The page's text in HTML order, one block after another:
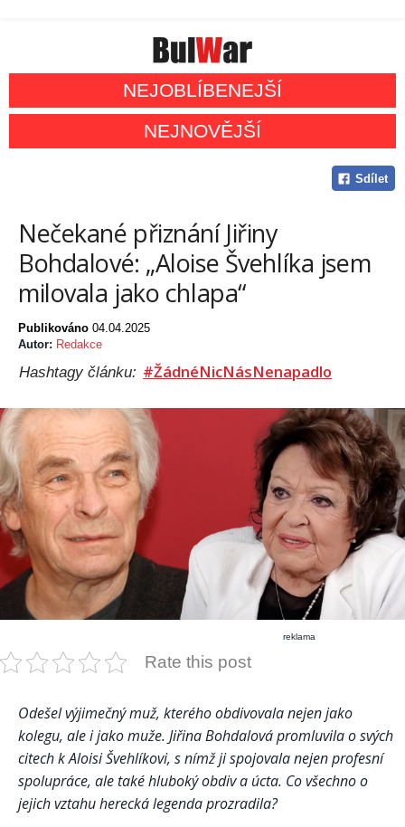
NEJOBLÍBENEJŠÍ
NEJNOVĚJŠÍ
Sdílet
Nečekané přiznání Jiřiny
Bohdalové: „Aloise Švehlíka jsem
milovala jako chlapa“
Publikováno 04.04.2025
Autor: Redakce
Hashtagy článku: #ŽádnéNicNásNenapadlo
reklama
Rate this post
Odešel výjimečný muž, kterého obdivovala nejen jako
kolegu, ale i jako muže. Jiřina Bohdalová promluvila o svých
citech k Aloisi Švehlíkovi, s nímž ji spojovala nejen profesní
spolupráce, ale také hluboký obdiv a úcta. Co všechno o
jejich vztahu herecká legenda prozradila?